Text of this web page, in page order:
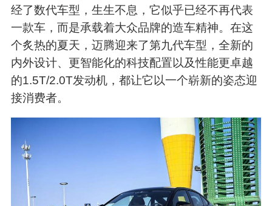
经了数代车型，生生不息，它似乎已经不再代表
一款车，而是承载着大众品牌的造车精神。在这
个炙热的夏天，迈腾迎来了第九代车型，全新的
内外设计、更智能化的科技配置以及性能更卓越
的1.5T/2.0T发动机，都让它以一个崭新的姿态迎
接消费者。